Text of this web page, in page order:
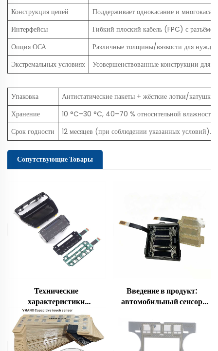
Конструкция цепей
Поддерживает однокасание и
Интерфейсы
Гибкий плоский кабель (FPC) с
Опция ОСА
Различные толщины/вязкости для нужд
Экстремальных условиях
Усовершенствованные конструкции для
Упаковка
Антистатические пакеты + жёсткие лотки/катушки
Хранение
10 °C–30 °C, 40–70 % относительной влажности,
Срок годности
12 месяцев (при соблюдении указанных условий).
Сопутствующие Товары
Технические
характеристики
автомобильного
плёночного сенсора
прикосновения VD-
PEC3119
Введение в продукт:
автомобильный сенсор